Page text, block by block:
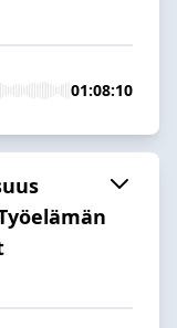
01:08:10